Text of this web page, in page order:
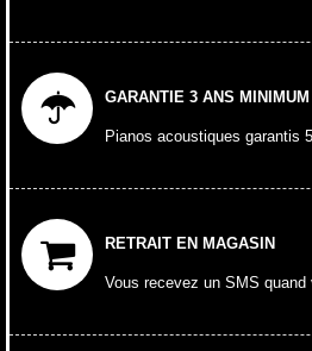
GARANTIE 3 ANS MINIMUM
Pianos acoustiques garantis
RETRAIT EN MAGASIN
Vous recevez un SMS